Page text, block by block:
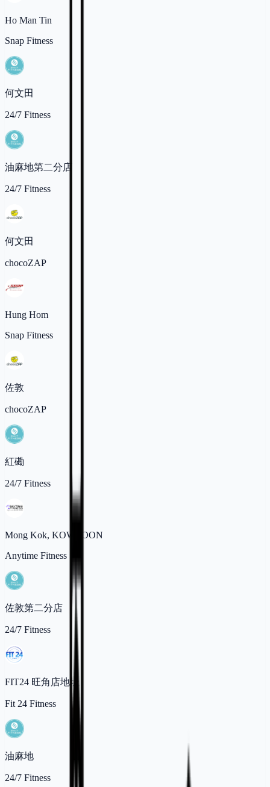
Ho Man Tin
Snap Fitness
何文田
24/7 Fitness
油麻地第二分店
24/7 Fitness
何文田
chocoZAP
Hung Hom
Snap Fitness
佐敦
chocoZAP
紅磡
24/7 Fitness
Mong Kok, KOWLOON
Anytime Fitness
佐敦第二分店
24/7 Fitness
FIT24 旺角店地址
Fit 24 Fitness
油麻地
24/7 Fitness